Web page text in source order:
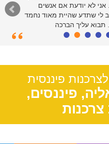
אני לא יודעת אם אנשים
לי שתדע שהיית מאוד נחמד
תבוא עליך הברכה
פיננסית
פיננסים,